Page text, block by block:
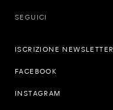
SEGUICI
ISCRIZIONE NEWSLETTER
FACEBOOK
INSTAGRAM